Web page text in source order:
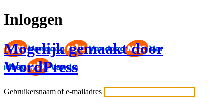
Inloggen
Mogelijk gemaakt door
WordPress
Gebruikersnaam of e-mailadres